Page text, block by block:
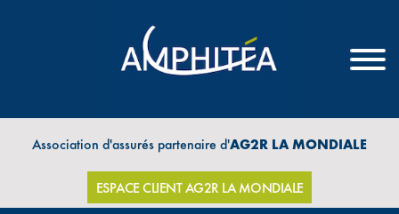
Association d'assurés partenaire d'AG2R LA MONDIALE
ESPACE CLIENT AG2R LA MONDIALE